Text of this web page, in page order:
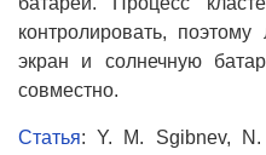
контролировать,
экран и солнечную
совместно.
Статья: Y. M. Sgibnev,